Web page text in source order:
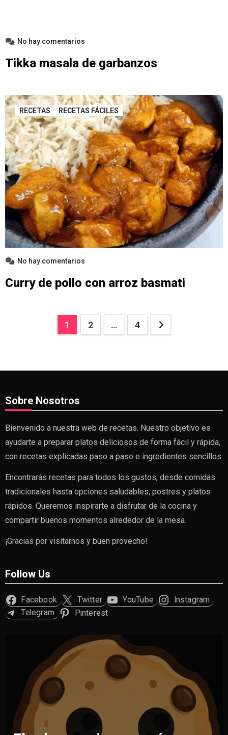
No hay comentarios
Tikka masala de garbanzos
RECETAS RECETAS FÁCILES
No hay comentarios
Curry de pollo con arroz basmati
Paginación
entradas
1 2 … 4
Sobre Nosotros
Bienvenido a nuestra web de recetas. Nuestro objetivo es
ayudarte a preparar platos deliciosos de forma fácil y rápida,
con recetas explicadas paso a paso e ingredientes sencillos.
Encontrarás recetas para todos los gustos, desde comidas
tradicionales hasta opciones saludables, postres y platos
rápidos. Queremos inspirarte a disfrutar de la cocina y
compartir buenos momentos alrededor de la mesa.
¡Gracias por visitarnos y buen provecho!
Follow Us
Facebook Twitter YouTube
Instagram
Telegram
Pinterest